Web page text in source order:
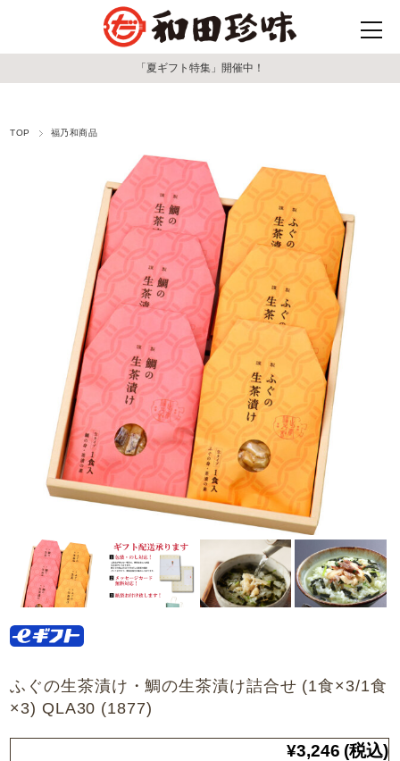
「夏ギフト特集」開催中！
TOP 福乃和商品
ふぐの生茶漬け・鯛の生茶漬け詰合せ (1食×3/1食
×3) QLA30 (1877)
¥3,246 (税込)